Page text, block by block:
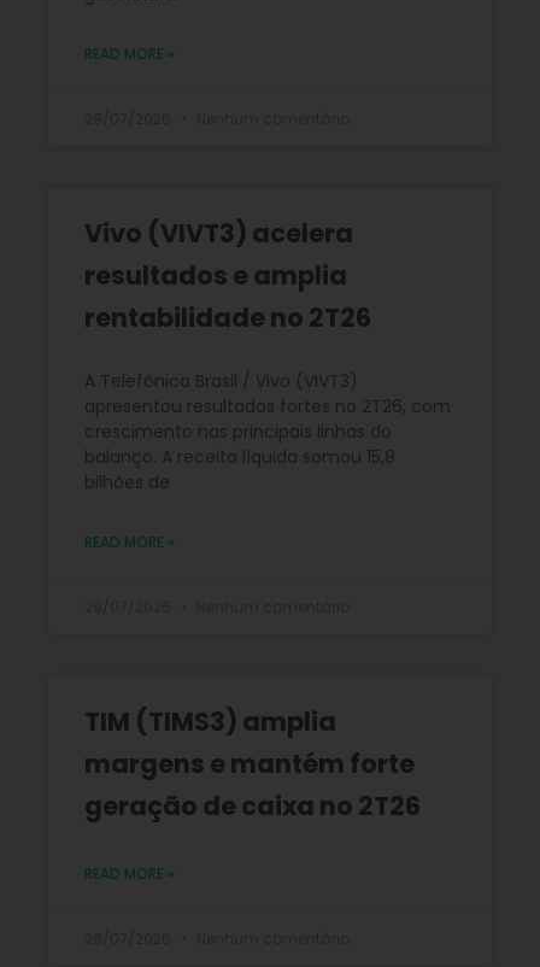
READ MORE »
Vivo (VIVT3) acelera
resultados e amplia
rentabilidade no 2T26
A Telefônica Brasil / Vivo (VIVT3)
apresentou resultados fortes no 2T26, com
crescimento nas principais linhas do
balanço. A receita líquida somou 15,8
bilhões de
READ MORE »
TIM (TIMS3) amplia
margens e mantém forte
geração de caixa no 2T26
READ MORE »